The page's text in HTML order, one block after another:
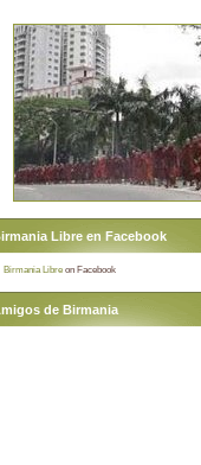
Libre en Facebook
Birmania Libre on Facebook
de Birmania